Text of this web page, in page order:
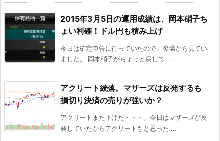
2015年3月5日の運用成績は、岡本硝子ち
ょい利確！ドル円も積み上げ
今日は確定申告に行っていたので、後場から見てい
ました。 岡本硝子がちょっと戻して ...
アクリート続落。マザーズは反発するも
損切り決済の売りが強いか？
アクリートまた下げた・・・。今日はマザーズが反
発していたからアクリートもと思った ...